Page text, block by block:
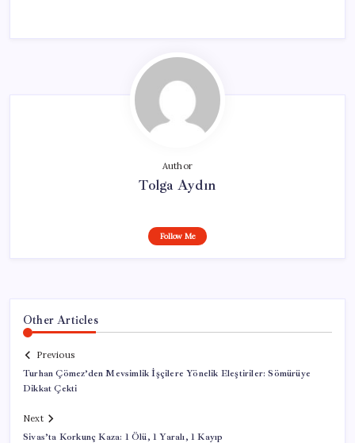
Author
Tolga Aydın
Follow Me
Other Articles
Previous
Turhan Çömez’den Mevsimlik İşçilere Yönelik Eleştiriler: Sömürüye
Dikkat Çekti
Next
Sivas’ta Korkunç Kaza: 1 Ölü, 1 Yaralı, 1 Kayıp